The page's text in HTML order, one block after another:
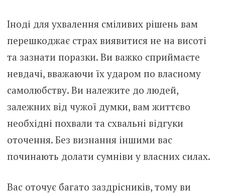
Іноді для ухвалення сміливих рішень вам
перешкоджає страх виявитися не на висоті
та зазнати поразки. Ви важко сприймаєте
невдачі, вважаючи їх ударом по власному
самолюбству. Ви належите до людей,
залежних від чужої думки, вам життєво
необхідні похвали та схвальні відгуки
оточення. Без визнання іншими вас
починають долати сумніви у власних силах.
Вас оточує багато заздрісників, тому ви